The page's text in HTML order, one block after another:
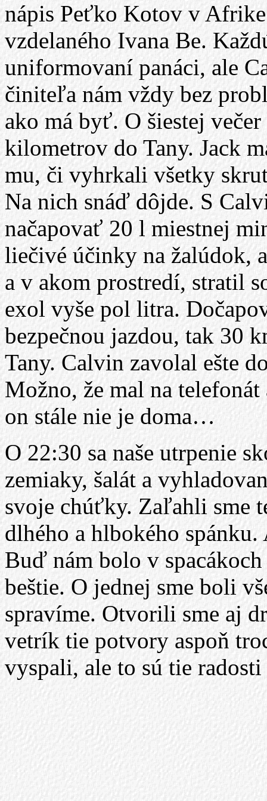
nápis Peťko Kotov v
vzdelaného Ivana Be.
uniformovaní panáci, ale
činiteľa nám vždy bez
ako má byť. O šiestej
kilometrov do Tany. Jack
mu, či vyhrkali všetky
Na nich snáď dôjde. S
načapovať 20 l miestnej
liečivé účinky na žalúdok,
a v akom prostredí, stratil
exol vyše pol litra.
bezpečnou jazdou, tak 30
Tany. Calvin zavolal ešte
Možno, že mal na
on stále nie je doma…
O 22:30 sa naše utrpenie
zemiaky, šalát a
svoje chúťky. Zaľahli sme
dlhého a hlbokého
Buď nám bolo v
beštie. O jednej sme boli
spravíme. Otvorili sme aj
vetrík tie potvory aspoň
vyspali, ale to sú tie